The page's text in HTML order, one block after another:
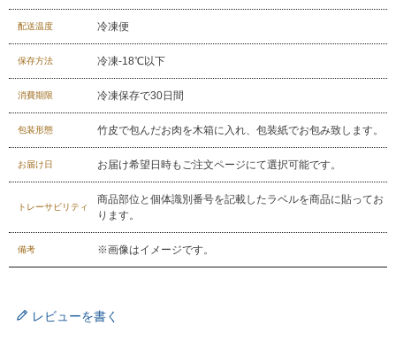
029-254-2441
配送温度 冷凍便
保存方法 冷凍-18℃以下
消費期限 冷凍保存で30日間
包装形態 竹皮で包んだお肉を木箱に入れ、包装紙でお包み致します。
お届け日 お届け希望日時もご注文ページにて選択可能です。
トレーサビリティ
商品部位と個体識別番号を記載したラベルを商品に貼ってお
ります。
備考 ※画像はイメージです。
レビューを書く